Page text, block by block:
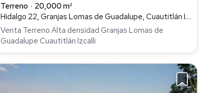
Terreno
20,000 m²
Hidalgo 22, Granjas Lomas de Guadalupe, Cuautitlán Izcalli
Venta Terreno Alta densidad Granjas Lomas de
Guadalupe Cuautitlán Izcalli